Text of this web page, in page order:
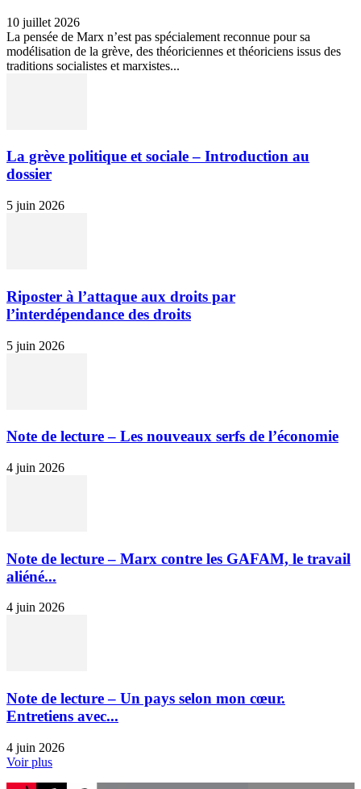
10 juillet 2026
La pensée de Marx n’est pas spécialement reconnue pour sa
modélisation de la grève, des théoriciennes et théoriciens issus des
traditions socialistes et marxistes...
La grève politique et sociale – Introduction au
dossier
5 juin 2026
Riposter à l’attaque aux droits par
l’interdépendance des droits
5 juin 2026
Note de lecture – Les nouveaux serfs de l’économie
4 juin 2026
Note de lecture – Marx contre les GAFAM, le travail
aliéné...
4 juin 2026
Note de lecture – Un pays selon mon cœur.
Entretiens avec...
4 juin 2026
Voir plus